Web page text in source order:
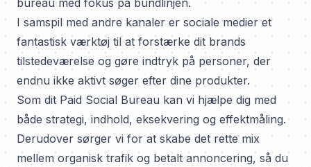
bureau med fokus på bundlinjen.
I samspil med andre kanaler er sociale medier et
fantastisk værktøj til at forstærke dit brands
tilstedeværelse og gøre indtryk på personer, der
endnu ikke aktivt søger efter dine produkter.
Som dit Paid Social Bureau kan vi hjælpe dig med
både strategi, indhold, eksekvering og effektmåling.
Derudover sørger vi for at skabe det rette mix
mellem organisk trafik og betalt annoncering, så du